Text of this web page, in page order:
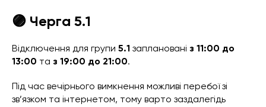
🟣 Черга 5.1
Відключення для групи 5.1 заплановані з 11:00 до
13:00 та з 19:00 до 21:00.
Під час вечірнього вимкнення можливі перебої зі
зв’язком та інтернетом, тому варто заздалегідь